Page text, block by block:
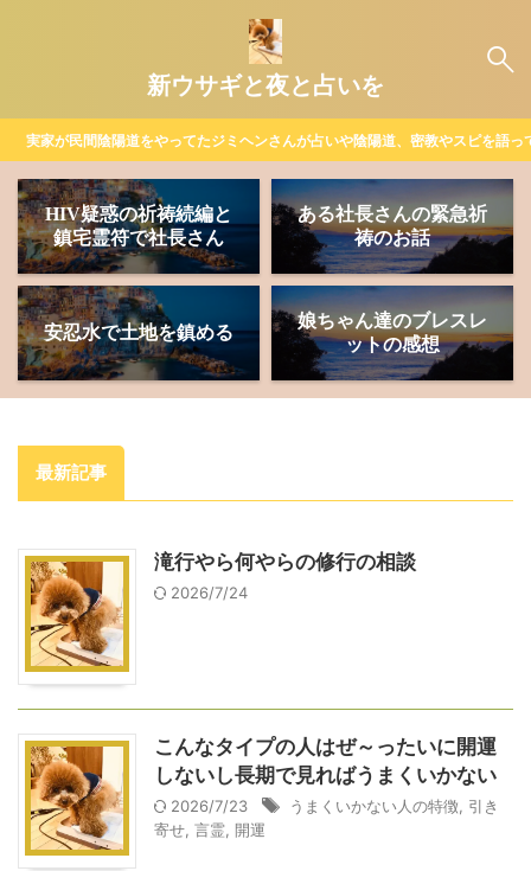
新ウサギと夜と占いを
実家が民間陰陽道をやってたジミヘンさんが占いや陰陽道、密教やスピを語
HIV疑惑の祈祷続編と
鎮宅霊符で社長さん
ある社長さんの緊急祈
祷のお話
安忍水で土地を鎮める
娘ちゃん達のブレスレ
ットの感想
最新記事
滝行やら何やらの修行の相談
2026/7/24
こんなタイプの人はぜ～ったいに開運
しないし長期で見ればうまくいかない
2026/7/23 うまくいかない人の特徴
引き
寄せ 言霊 開運